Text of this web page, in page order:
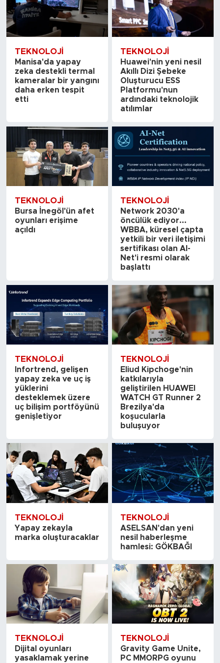
TEKNOLOJI
Manisa'da yapay
zeka destekli termal
kameralar bir yangını
daha erken tespit
etti
TEKNOLOJI
Huawei'nin yeni nesil
Akıllı Dizi Şebeke
Oluşturucu ESS
Platformu'nun
ardındaki teknolojik
atılımlar
TEKNOLOJI
Bursa İnegöl'ün afet
oyunları erişime
açıldı
TEKNOLOJI
Network 2030'a
öncülük ediyor...
WBBA, küresel çapta
yetkili bir veri iletişimi
sertifikası olan AI-
Net'i resmi olarak
başlattı
TEKNOLOJI
Infortrend, gelişen
yapay zeka ve uç iş
yüklerini
desteklemek üzere
uç bilişim portföyünü
genişletiyor
TEKNOLOJI
Eliud Kipchoge'nin
katkılarıyla
geliştirilen HUAWEI
WATCH GT Runner 2
Brezilya'da
koşucularla
buluşuyor
TEKNOLOJI
Yapay zekayla
marka oluşturacaklar
TEKNOLOJI
ASELSAN'dan yeni
nesil haberleşme
hamlesi: GÖKBAĞI
TEKNOLOJI
Dijital oyunları
yasaklamak yerine
TEKNOLOJI
Gravity Game Unite,
PC MMORPG oyunu